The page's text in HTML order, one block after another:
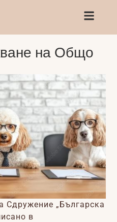
на Общо
Сдружение „Българска
в